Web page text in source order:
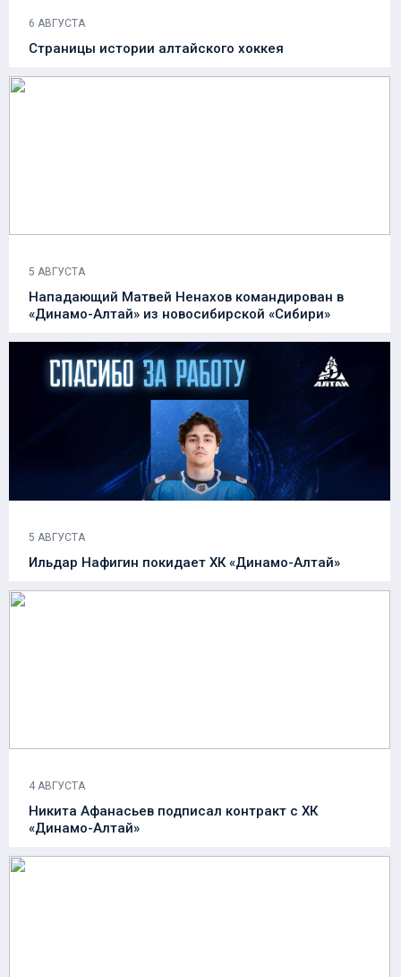
6 АВГУСТА
Страницы истории алтайского хоккея
5 АВГУСТА
Нападающий Матвей Ненахов командирован в
«Динамо-Алтай» из новосибирской «Сибири»
5 АВГУСТА
Ильдар Нафигин покидает ХК «Динамо-Алтай»
4 АВГУСТА
Никита Афанасьев подписал контракт с ХК
«Динамо-Алтай»